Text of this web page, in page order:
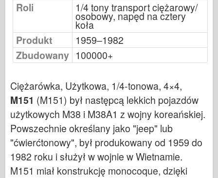
Bronco
Cyber-Hobby
Dnepromodel ( Dnepromodel )
Dragon
Eduard
E.T. Model
Drobne formy
Siły Waleczności
Friulmodel
Hasegawa
Roli
1/4 tony transport ciężarowy/
osobowy, napęd na cztery
koła
Produkt
1959–1982
Zbudowany 100000+
Ciężarówka, Użytkowa, 1/4-tonowa, 4×4,
M151 (M151) był następcą lekkich pojazdów
użytkowych M38 i M38A1 z wojny koreańskiej.
Powszechnie określany jako "jeep" lub
"ćwierćtonowy", był produkowany od 1959 do
1982 roku i służył w wojnie w Wietnamie.
M151 miał konstrukcję monocoque, dzięki